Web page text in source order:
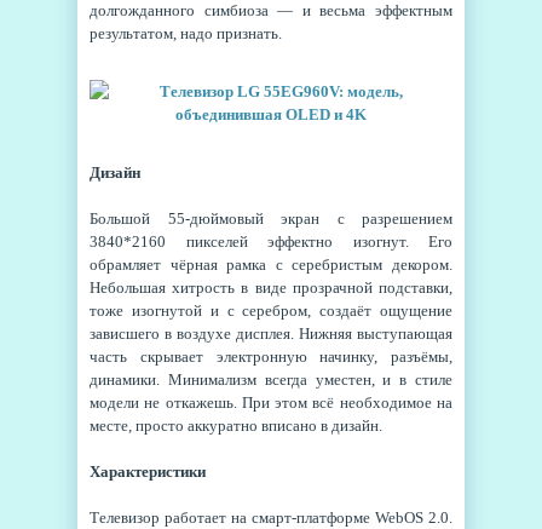
долгожданного симбиоза — и весьма эффектным
результатом, надо признать.
Дизайн
Большой 55-дюймовый экран с разрешением
3840*2160 пикселей эффектно изогнут. Его
обрамляет чёрная рамка с серебристым декором.
Небольшая хитрость в виде прозрачной подставки,
тоже изогнутой и с серебром, создаёт ощущение
зависшего в воздухе дисплея. Нижняя выступающая
часть скрывает электронную начинку, разъёмы,
динамики. Минимализм всегда уместен, и в стиле
модели не откажешь. При этом всё необходимое на
месте, просто аккуратно вписано в дизайн.
Характеристики
Телевизор работает на смарт-платформе WebOS 2.0.